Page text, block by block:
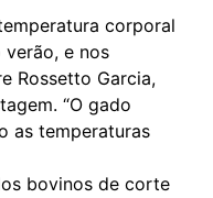
corporal
verão, e nos
Rossetto Garcia,
“O gado
as temperaturas
bovinos de corte